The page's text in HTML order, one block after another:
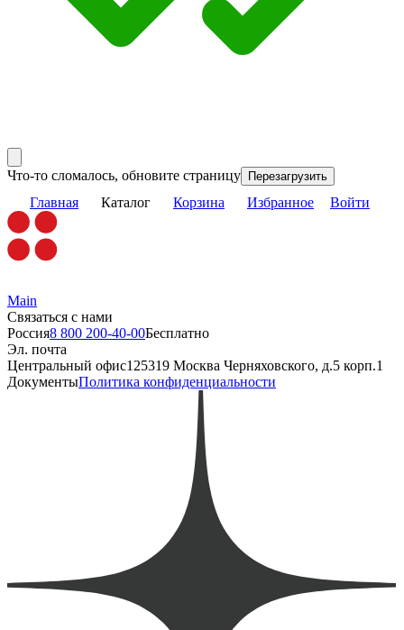
Что-то сломалось, обновите страницу Перезагрузить
Главная Каталог Корзина Избранное Войти
Main
Связаться с нами
Россия8 800 200-40-00Бесплатно
Эл. почта
Центральный офис125319 Москва Черняховского, д.5 корп.1
ДокументыПолитика конфиденциальности